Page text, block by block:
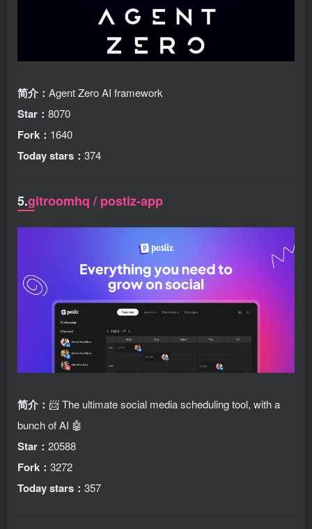
简介： Agent Zero AI framework
Star： 8070
Fork： 1640
Today stars： 374
5.gitroomhq / postiz-app
简介： 📨 The ultimate social media scheduling tool, with a
bunch of AI 🤖
Star： 20588
Fork： 3272
Today stars： 357